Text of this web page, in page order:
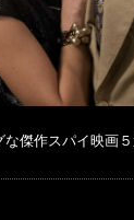
傑作スパイ映画５